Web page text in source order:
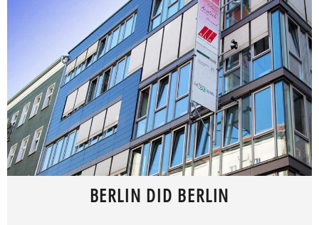
BERLIN DID BERLIN